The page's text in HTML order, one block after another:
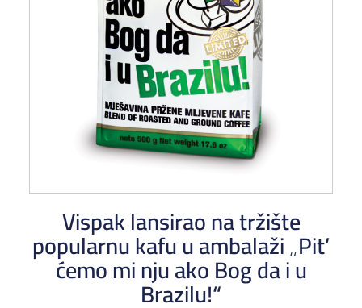
Vispak lansirao na tržište
popularnu kafu u ambalaži „Pit’
ćemo mi nju ako Bog da i u
Brazilu!“